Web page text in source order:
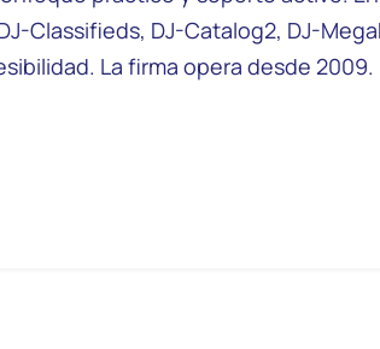
Classifieds, DJ-Catalog2, DJ-
La firma opera desde 2009.